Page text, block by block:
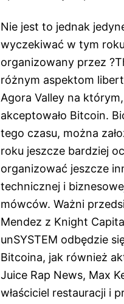
Nie jest to jednak
wyczekiwać w tym
organizowany przez
różnym aspektom
Agora Valley na
akceptowało Bitcoin.
tego czasu, można
roku jeszcze bardziej
organizować jeszcze
technicznej i
mówców. Ważni
Mendez z Knight
unSYSTEM odbędzie
Bitcoina, jak również
Juice Rap News, Max
właściciel restauracji i